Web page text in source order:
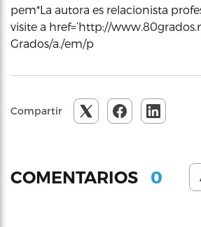
pem*La autora es relacionista
visite a href=’http://
Grados/a./em/p
Compartir
COMENTARIOS 0